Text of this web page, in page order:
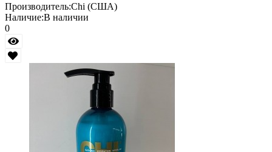
Производитель:Chi (США)
Наличие:В наличии
0